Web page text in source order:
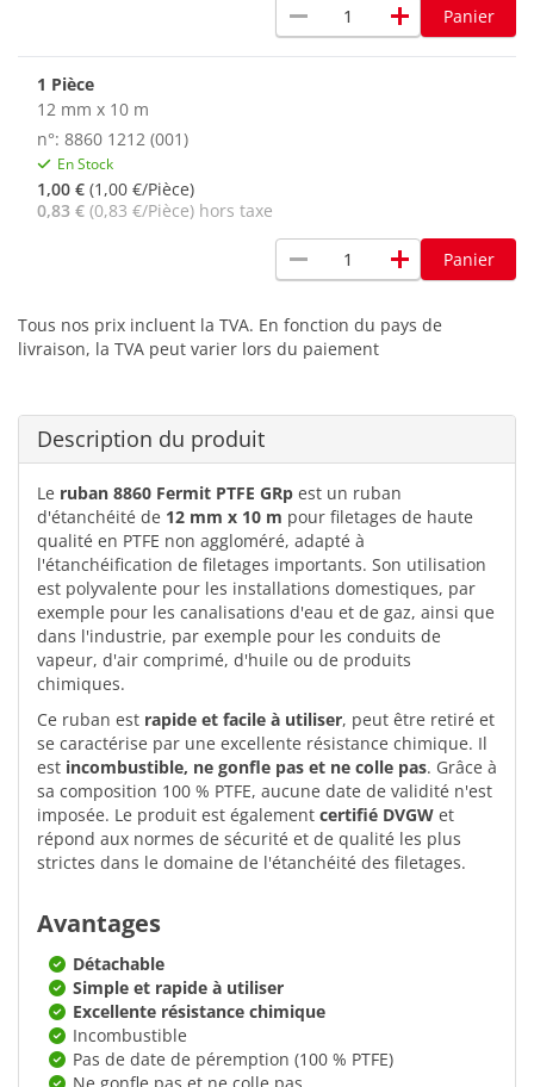
remove add Panier
1 Pièce
12 mm x 10 m
n°: 8860 1212 (001)
En Stock
1,00 € (1,00 €/Pièce)
0,83 € (0,83 €/Pièce) hors taxe
remove add Panier
Tous nos prix incluent la TVA. En fonction du pays de
livraison, la TVA peut varier lors du paiement
Description du produit
Le ruban 8860 Fermit PTFE GRp est un ruban
d'étanchéité de 12 mm x 10 m pour filetages de haute
qualité en PTFE non aggloméré, adapté à
l'étanchéification de filetages importants. Son utilisation
est polyvalente pour les installations domestiques, par
exemple pour les canalisations d'eau et de gaz, ainsi que
dans l'industrie, par exemple pour les conduits de
vapeur, d'air comprimé, d'huile ou de produits
chimiques.
Ce ruban est rapide et facile à utiliser, peut être retiré et
se caractérise par une excellente résistance chimique. Il
est incombustible, ne gonfle pas et ne colle pas. Grâce à
sa composition 100 % PTFE, aucune date de validité n'est
imposée. Le produit est également certifié DVGW et
répond aux normes de sécurité et de qualité les plus
strictes dans le domaine de l'étanchéité des filetages.
Avantages
Détachable
Simple et rapide à utiliser
Excellente résistance chimique
Incombustible
Pas de date de péremption (100 % PTFE)